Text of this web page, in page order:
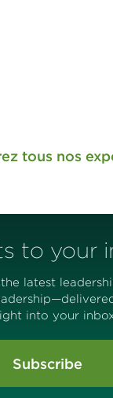
tous nos
to your
latest
into your
Subscribe